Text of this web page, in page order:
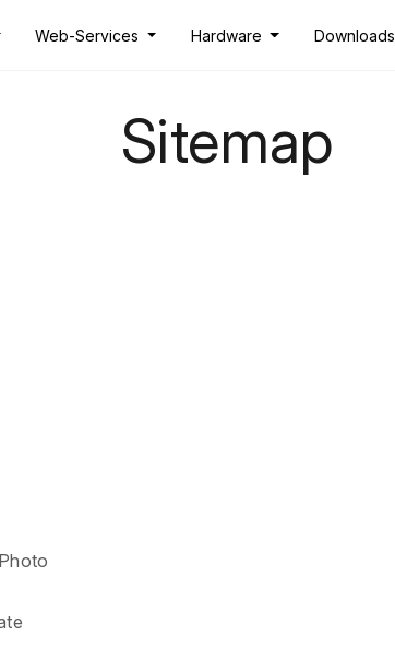
Web-Services Hardware Downloads
Sitemap